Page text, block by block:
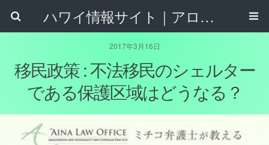
ハワイ情報サイト｜アロハタウンネット
2017年3月16日
移民政策 : 不法移民のシェルター
である保護区域はどうなる？